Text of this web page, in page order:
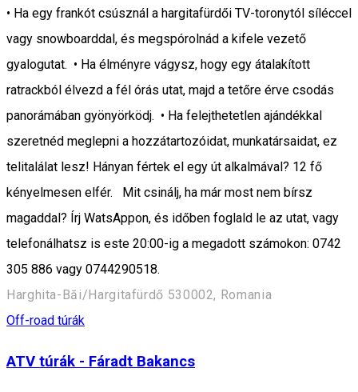
• Ha egy frankót csúsznál a hargitafürdői TV-toronytól síléccel
vagy snowboarddal, és megspórolnád a kifele vezető
gyalogutat. • Ha élményre vágysz, hogy egy átalakított
ratrackból élvezd a fél órás utat, majd a tetőre érve csodás
panorámában gyönyörködj. • Ha felejthetetlen ajándékkal
szeretnéd meglepni a hozzátartozóidat, munkatársaidat, ez
telitalálat lesz! Hányan fértek el egy út alkalmával? 12 fő
kényelmesen elfér. Mit csinálj, ha már most nem bírsz
magaddal? Írj WatsAppon, és időben foglald le az utat, vagy
telefonálhatsz is este 20:00-ig a megadott számokon: 0742
305 886 vagy 0744290518.
Harghita-Băi/Hargitafürdő 530002, Romania
Off-road túrák
ATV túrák - Fáradt Bakancs